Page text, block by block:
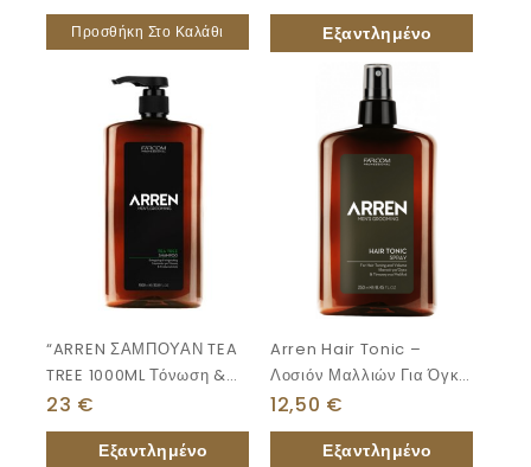
Προσθήκη Στο Καλάθι
Περιποίηση.”
“ARREN ΣΑΜΠΟΥΑΝ TEA
TREE 1000ML Τόνωση &
Αναζωογόνηση.”
23 €
Arren Hair Tonic –
Λοσιόν Μαλλιών Για Όγκο
& Τόνωση Μαλλιών
250ml
12,50 €